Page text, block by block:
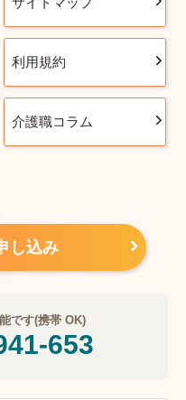
利用規約
介護職コラム
し込み
です(携帯 OK)
653